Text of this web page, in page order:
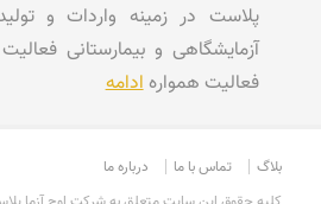
پلاست در زمینه واردات و
آزمایشگاهی و بیمارستانی
فعالیت هموارهادامه
درباره ما تماس با ما
بلاگ